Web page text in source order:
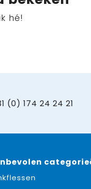
hé!
(0) 174 24 24 21